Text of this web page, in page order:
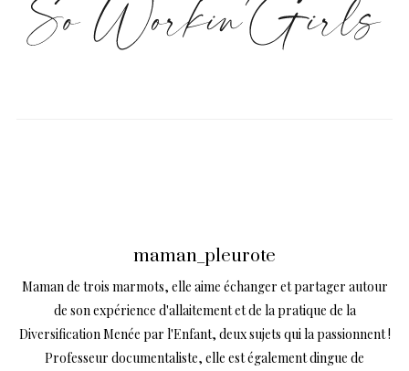
maman_pleurote
Maman de trois marmots, elle aime échanger et partager autour
de son expérience d'allaitement et de la pratique de la
Diversification Menée par l'Enfant, deux sujets qui la passionnent !
Professeur documentaliste, elle est également dingue de